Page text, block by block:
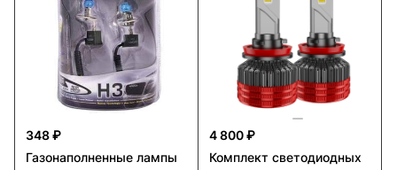
348 ₽
Газонаполненные лампы
4 800 ₽
Комплект светодиодных